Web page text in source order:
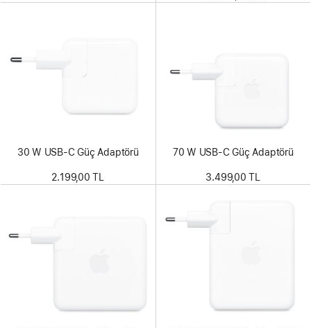
30 W USB-C Güç Adaptörü
2.199,00 TL
70 W USB-C Güç Adaptörü
3.499,00 TL